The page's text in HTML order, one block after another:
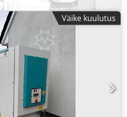
Väike kuulutus